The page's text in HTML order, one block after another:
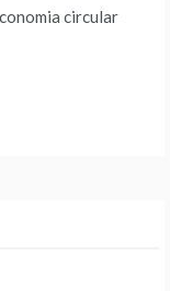
circular